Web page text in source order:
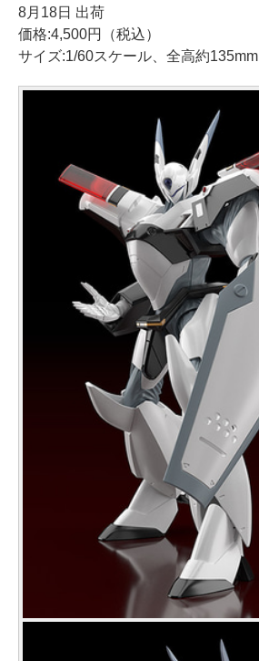
8月18日 出荷
価格:4,500円（税込）
サイズ:1/60スケール、全高約135mm